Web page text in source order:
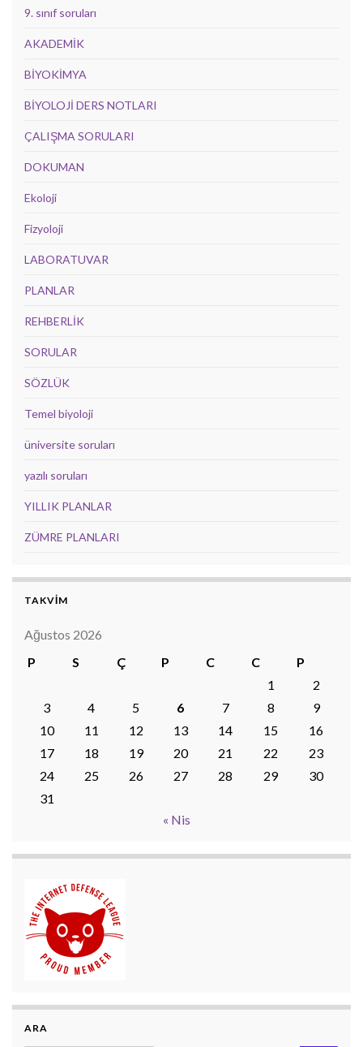
9. sınıf soruları
AKADEMİK
BİYOKİMYA
BİYOLOJİ DERS NOTLARI
ÇALIŞMA SORULARI
DOKUMAN
Ekoloji
Fizyoloji
LABORATUVAR
PLANLAR
REHBERLİK
SORULAR
SÖZLÜK
Temel biyoloji
üniversite soruları
yazılı soruları
YILLIK PLANLAR
ZÜMRE PLANLARI
TAKVİM
Ağustos 2026
P
S Ç P C C
P
1
2
3
4 5 6 7 8
9
10
11 12 13 14 15
16
17
18 19 20 21 22
23
24
25 26 27 28 29
30
31
« Nis
ARA